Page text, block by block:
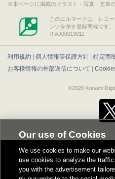
本ページに掲載のイラスト・写真・文章
このエルマークは、レコ
ンツを示す登録商標です。
RIAJ00013011
利用規約 個人情報等保護方針 特定商
お客様情報の外部送信について
©2026 Konami
Our use of Cookies
We use cookies to make our
use cookies to analyze the
you with the advertisement